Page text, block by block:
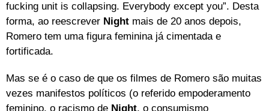
fucking unit is collapsing. Everybody except you”. Desta
forma, ao reescrever Night mais de 20 anos depois,
Romero tem uma figura feminina já cimentada e
fortificada.
Mas se é o caso de que os filmes de Romero são muitas
vezes manifestos políticos (o referido empoderamento
feminino, o racismo de Night, o consumismo